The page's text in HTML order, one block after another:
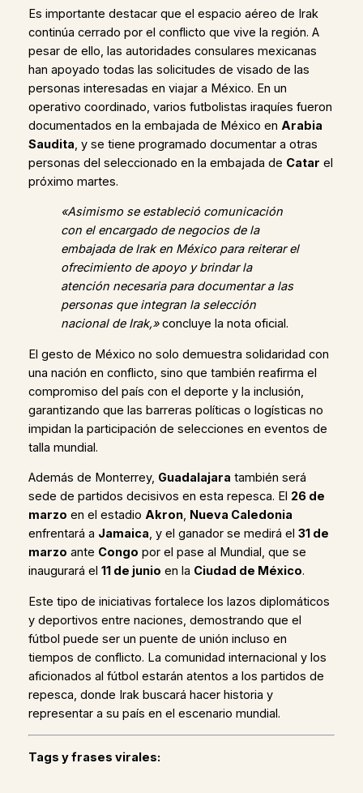
Es importante destacar que el espacio aéreo de Irak
continúa cerrado por el conflicto que vive la región. A
pesar de ello, las autoridades consulares mexicanas
han apoyado todas las solicitudes de visado de las
personas interesadas en viajar a México. En un
operativo coordinado, varios futbolistas iraquíes fueron
documentados en la embajada de México en Arabia
Saudita, y se tiene programado documentar a otras
personas del seleccionado en la embajada de Catar el
próximo martes.
«Asimismo se estableció comunicación
con el encargado de negocios de la
embajada de Irak en México para reiterar el
ofrecimiento de apoyo y brindar la
atención necesaria para documentar a las
personas que integran la selección
nacional de Irak,»concluye la nota oficial.
El gesto de México no solo demuestra solidaridad con
una nación en conflicto, sino que también reafirma el
compromiso del país con el deporte y la inclusión,
garantizando que las barreras políticas o logísticas no
impidan la participación de selecciones en eventos de
talla mundial.
Además de Monterrey, Guadalajara también será
sede de partidos decisivos en esta repesca. El 26 de
marzo en el estadio Akron, Nueva Caledonia
enfrentará a Jamaica, y el ganador se medirá el 31 de
marzo ante Congo por el pase al Mundial, que se
inaugurará el 11 de junio en la Ciudad de México.
Este tipo de iniciativas fortalece los lazos diplomáticos
y deportivos entre naciones, demostrando que el
fútbol puede ser un puente de unión incluso en
tiempos de conflicto. La comunidad internacional y los
aficionados al fútbol estarán atentos a los partidos de
repesca, donde Irak buscará hacer historia y
representar a su país en el escenario mundial.
Tags y frases virales: